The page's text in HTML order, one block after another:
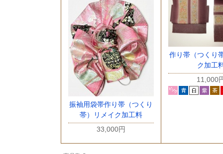
振袖用袋帯作り帯（つくり
帯）リメイク加工料
33,000円
作り帯（つくり
ク加工
11,000